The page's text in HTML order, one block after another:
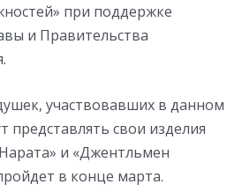
при поддержке
и Правительства
участвовавших в данном
представлять свои изделия
и «Джентльмен
в конце марта.